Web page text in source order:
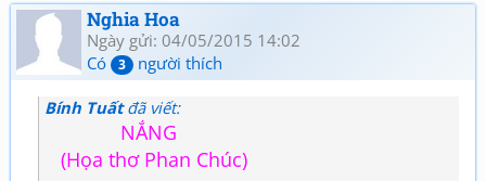
Nghia Hoa
Ngày gửi: 04/05/2015 14:02
Có
3 người thích
Bính Tuấtđã viết:
NẮNG
(Họa thơ Phan Chúc)